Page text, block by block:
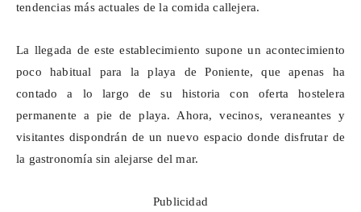
tendencias más actuales de la comida callejera.
La llegada de este establecimiento supone un acontecimiento
poco habitual para la playa de Poniente, que apenas ha
contado a lo largo de su historia con oferta hostelera
permanente a pie de playa. Ahora, vecinos, veraneantes y
visitantes dispondrán de un nuevo espacio donde disfrutar de
la gastronomía sin alejarse del mar.
Publicidad